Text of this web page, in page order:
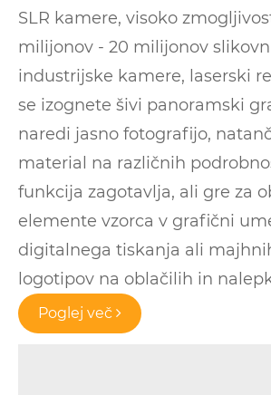
SLR kamere, visoko
milijonov - 20 milijonov
industrijske kamere, laserski
se izognete šivi panoramski
naredi jasno fotografijo,
material na različnih
funkcija zagotavlja, ali gre za
elemente vzorca v grafični
digitalnega tiskanja ali
logotipov na oblačilih in
Poglej več